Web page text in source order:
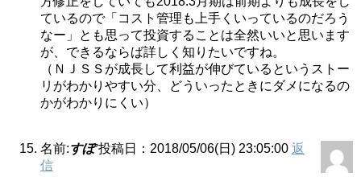
ているので「コスト管理も上手くいっているのだろう
なー」とも思って投資することは全然いいと思います
が、できるならば詳しく知りたいですね。
（ＮＪＳＳが成長して利益が伸びているというストー
リがわかりやすい分、どういったときにダメになるの
かがわかりにくい）
名前:すぽ 投稿日：2018/05/06(日) 23:05:00 返
信